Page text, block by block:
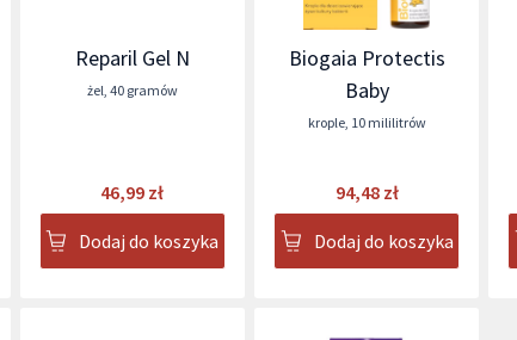
Reparil Gel N
żel, 40 gramów
46,99 zł
Dodaj do koszyka
Biogaia Protectis
Baby
krople, 10 mililitrów
94,48 zł
Dodaj do koszyka